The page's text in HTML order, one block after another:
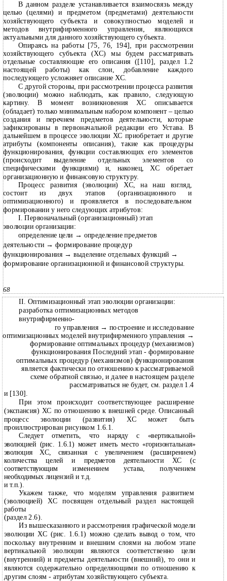
В данном разделе устанавливается взаимосвязь между
целью (целями) и предметом (предметами) деятельности
хозяйствующего субъекта и совокупностью моделей и
методов внутрифирменного управления, являющихся
актуальными для данного хозяйствующего субъекта.
Опираясь на работы [75, 76, 194], при рассмотрении
хозяйствующего субъекта (ХС) мы будем рассматривать
отдельные составляющие его описания ([110], раздел 1.2
настоящей работы) как слои, добавление каждого
последующего усложняет описание ХС.
С другой стороны, при рассмотрении процесса развития
(эволюции) можно наблюдать, как правило, следующую
картину. В момент возникновения ХС описывается
(обладает) только минимальным набором компонент – целью
создания и перечнем предметов деятельности, которые
зафиксированы в первоначальной редакции его Устава. В
дальнейшем в процессе эволюции ХС приобретает и другие
атрибуты (компоненты описания), такие как процедуры
функционирования, функции составляющих его элементов
(происходит выделение отдельных элементов со
специфическими функциями) и, наконец, ХС обретает
организационную и финансовую структуру.
Процесс развития (эволюции) ХС, на наш взгляд,
состоит из двух этапов (организационного и
оптимизационного) и проявляется в последовательном
формировании у него следующих атрибутов:
I. Первоначальный (организационный) этап
эволюции организации:
определение цели → определение предметов
деятельности →формирование процедур
функционирования →выделение отдельных функций →
формирование организационной и финансовой структуры.
68
II. Оптимизационный этап эволюции организации:
разработка оптимизационных методов
внутрифирменно-
го управления →построение и исследование
оптимизационных моделей внутрифирменного управления →
формирование оптимальных процедур (механизмов)
функционирования Последний этап - формирование
оптимальных процедур (механизмов) функционирования
является фактически по отношению к рассматриваемой
схеме обратной связью, и далее в настоящем разделе
рассматриваться не будет, см. раздел 1.4
и [130].
При этом происходит соответствующее расширение
(экспансия) ХС по отношению к внешней среде. Описанный
процесс эволюции (развития) ХС может быть
проиллюстрирован рисунком 1.6.1.
Следует отметить, что наряду с «вертикальной»
эволюцией (рис. 1.6.1) может иметь место «горизонтальная»
эволюция ХС, связанная с увеличением (расширением)
количества целей и предметов деятельности ХС (с
соответствующим изменением устава, получением
необходимых лицензий и т.д.
и т.п.).
Укажем также, что моделям управления развитием
(эволюцией) ХС посвящен отдельный раздел настоящей
работы
(раздел 2.6).
Из вышесказанного и рассмотрения графической модели
эволюции ХС (рис. 1.6.1) можно сделать вывод о том, что
поскольку внутренним и внешним слоями на любом этапе
вертикальной эволюции являются соответственно цели
(внутренний) и предметы деятельности (внешний), то они и
являются содержательно определяющими по отношению к
другим слоям - атрибутам хозяйствующего субъекта.